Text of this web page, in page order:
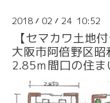
2018 / 02 / 24 10:52
【セマカワ土地
大阪市阿倍野区
2.85ｍ間口の住ま